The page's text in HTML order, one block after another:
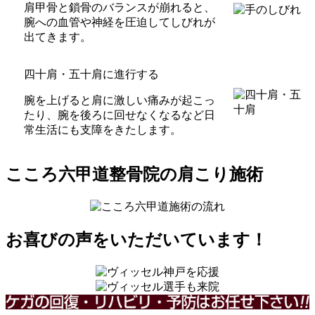
肩甲骨と鎖骨のバランスが崩れると、
腕への血管や神経を圧迫してしびれが
出てきます。
四十肩・五十肩に進行する
腕を上げると肩に激しい痛みが起こっ
たり、腕を後ろに回せなくなるなど日
常生活にも支障をきたします。
こころ六甲道整骨院の肩こり施術
お喜びの声をいただいています！